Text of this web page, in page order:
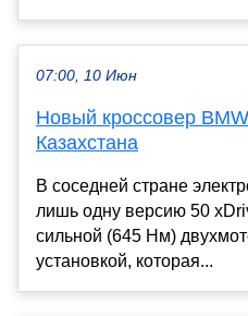
07:00, 10 Июн
Новый кроссовер
Казахстана
В соседней стране
лишь одну версию 50
сильной (645 Нм)
установкой, которая...